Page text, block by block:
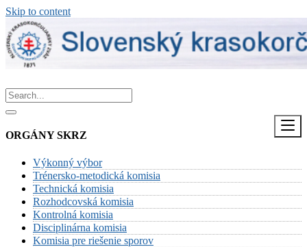
Skip to content
ORGÁNY SKRZ
Výkonný výbor
Trénersko-metodická komisia
Technická komisia
Rozhodcovská komisia
Kontrolná komisia
Disciplinárna komisia
Komisia pre riešenie sporov